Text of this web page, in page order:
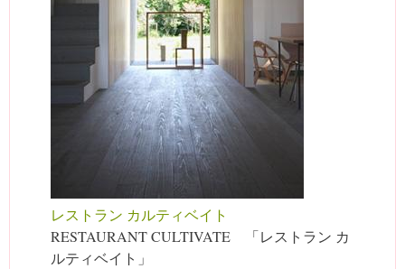
レストラン カルティベイト
RESTAURANT CULTIVATE 「レストラン カ
ルティベイト」